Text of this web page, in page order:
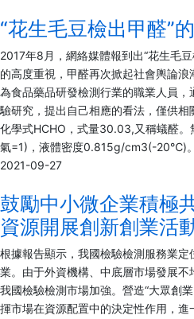
“花生毛豆檢出甲醛”
2017年8月，網絡媒體報到出“花生毛
的高度重視，甲醛再次掀起社會輿論浪
為食品藥品研發檢測行業的職業人員
驗研究，提出自己相應的看法，僅供相
化學式HCHO，式量30.03,又稱蟻醛
氣=1)，液體密度0.815g/cm3(-20℃)
2021-09-27
鼓勵中小微企業積極
資源開展創新創業活
根據報告顯示，我國檢驗檢測服務業
業。由于外資機構、中底層市場發展
我國檢驗檢測市場加強。營造“大眾創
揮市場在資源配置中的決定性作用，